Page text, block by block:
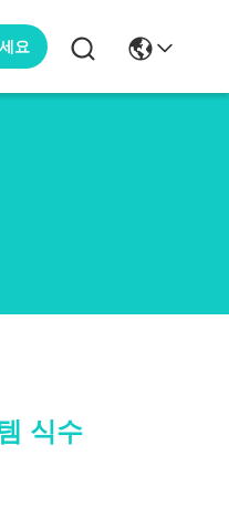
요
식수